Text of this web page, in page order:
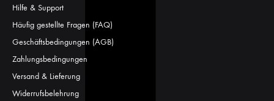
Hilfe & Support
Häufig gestellte Fragen (FAQ)
Geschäftsbedingungen (AGB)
Zahlungsbedingungen
Versand & Lieferung
Widerrufsbelehrung